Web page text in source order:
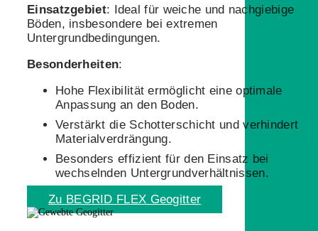
Einsatzgebiet:
Ideal für weiche und nachgiebige
Böden, insbesondere bei extremen
Untergrundbedingungen.
Besonderheiten:
Hohe Flexibilität ermöglicht eine optimale
Anpassung an den Boden.
Verstärkt die Schotterschicht und verhindert
Materialverdrängung.
Besonders effizient für den Einsatz bei
wechselnden Untergrundverhältnissen.
Zu BEGRID FLEX Geogitter